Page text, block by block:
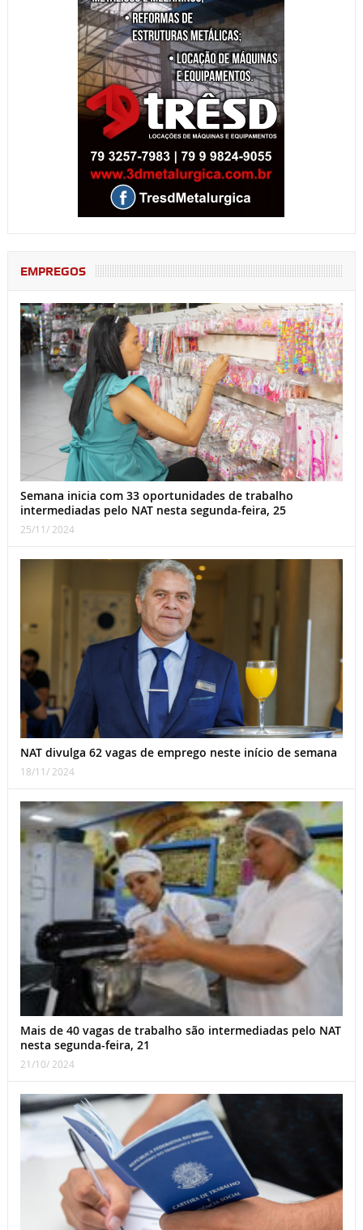
EMPREGOS
Semana inicia com 33 oportunidades de trabalho
intermediadas pelo NAT nesta segunda-feira, 25
25/11/ 2024
NAT divulga 62 vagas de emprego neste início de semana
18/11/ 2024
Mais de 40 vagas de trabalho são intermediadas pelo NAT
nesta segunda-feira, 21
21/10/ 2024